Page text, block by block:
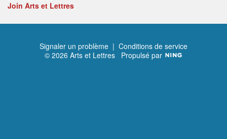
Join Arts et Lettres
Signaler un problème | Conditions de service
© 2026 Arts et Lettres Propulsé par